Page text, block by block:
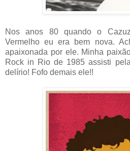
Nos anos 80 quando o
Vermelho eu era bem nova.
apaixonada por ele. Minha
Rock in Rio de 1985 assisti
delírio! Fofo demais ele!!